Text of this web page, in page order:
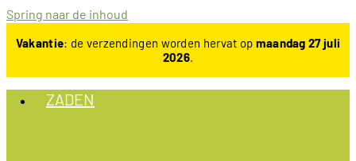
Spring naar de inhoud
Vakantie: de verzendingen worden hervat op maandag 27 juli
2026.
ZADEN